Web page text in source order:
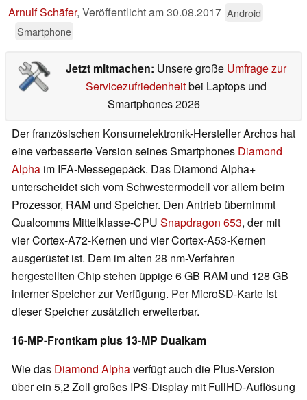
Arnulf Schäfer, Veröffentlicht am30.08.2017 Android
Smartphone
Jetzt mitmachen: Unsere große Umfrage zur
Servicezufriedenheitbei Laptops und
Smartphones 2026
Der französischen Konsumelektronik-Hersteller Archos hat
eine verbesserte Version seines Smartphones Diamond
Alpha im IFA-Messegepäck. Das Diamond Alpha+
unterscheidet sich vom Schwestermodell vor allem beim
Prozessor, RAM und Speicher. Den Antrieb übernimmt
Qualcomms Mittelklasse-CPU Snapdragon 653, der mit
vier Cortex-A72-Kernen und vier Cortex-A53-Kernen
ausgerüstet ist. Dem im alten 28 nm-Verfahren
hergestellten Chip stehen üppige 6 GB RAM und 128 GB
interner Speicher zur Verfügung. Per MicroSD-Karte ist
dieser Speicher zusätzlich erweiterbar.
16-MP-Frontkam plus 13-MP Dualkam
Wie das Diamond Alphaverfügt auch die Plus-Version
über ein 5,2 Zoll großes IPS-Display mit FullHD-Auflösung